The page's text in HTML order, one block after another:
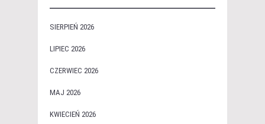
SIERPIEŃ 2026
LIPIEC 2026
CZERWIEC 2026
MAJ 2026
KWIECIEŃ 2026